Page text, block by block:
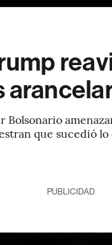
Bolsonario
que sucedió
PUBLICIDAD